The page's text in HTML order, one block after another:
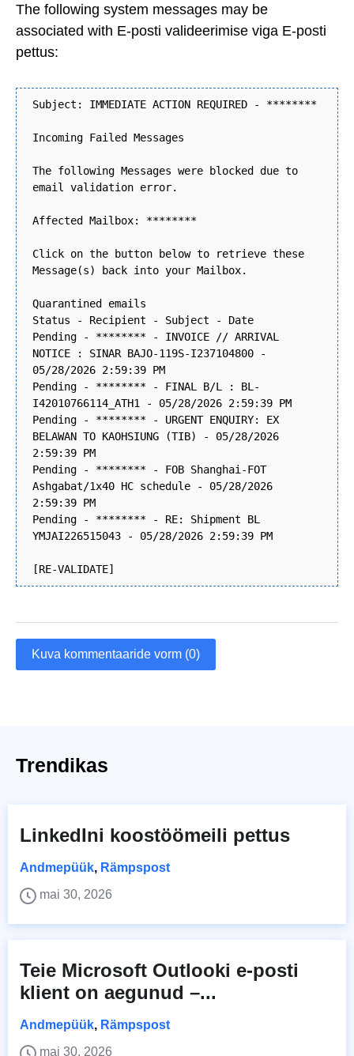
The following system messages may be
associated with E-posti valideerimise viga E-posti
pettus:
Subject: IMMEDIATE ACTION REQUIRED - ********
Incoming Failed Messages
The following Messages were blocked due to
email validation error.
Affected Mailbox: ********
Click on the button below to retrieve these
Message(s) back into your Mailbox.
Quarantined emails
Status - Recipient - Subject - Date
Pending - ******** - INVOICE // ARRIVAL
NOTICE : SINAR BAJO-119S-I237104800 -
05/28/2026 2:59:39 PM
Pending - ******** - FINAL B/L : BL-
I42010766114_ATH1 - 05/28/2026 2:59:39 PM
Pending - ******** - URGENT ENQUIRY: EX
BELAWAN TO KAOHSIUNG (TIB) - 05/28/2026
2:59:39 PM
Pending - ******** - FOB Shanghai-FOT
Ashgabat/1x40 HC schedule - 05/28/2026
2:59:39 PM
Pending - ******** - RE: Shipment BL
YMJAI226515043 - 05/28/2026 2:59:39 PM
[RE-VALIDATE]
Kuva kommentaaride vorm (0)
Trendikas
LinkedIni koostöömeili pettus
Andmepüük, Rämpspost
mai 30, 2026
Teie Microsoft Outlooki e-posti
klient on aegunud –...
Andmepüük, Rämpspost
mai 30, 2026